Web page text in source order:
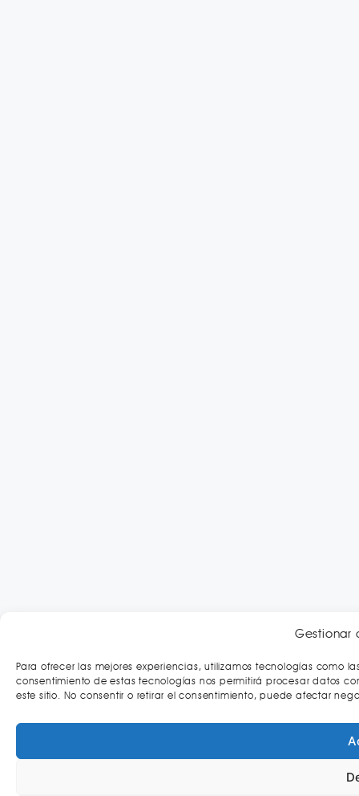
Gestionar
Para ofrecer las mejores experiencias, utilizamos tecnologías como
consentimiento de estas tecnologías nos permitirá procesar datos
este sitio. No consentir o retirar el consentimiento, puede afectar